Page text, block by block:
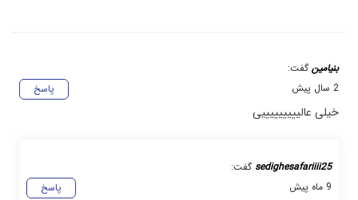
بنیامین گفت:
پاسخ
2 سال پیش
خیلی عالیییییییییی
sedighesafariiii25 گفت:
پاسخ
9 ماه پیش